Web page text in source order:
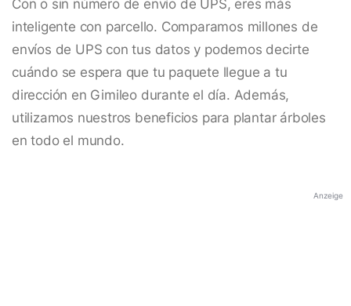
Con o sin número de envío de UPS, eres más
inteligente con parcello. Comparamos millones de
envíos de UPS con tus datos y podemos decirte
cuándo se espera que tu paquete llegue a tu
dirección en Gimileo durante el día. Además,
utilizamos nuestros beneficios para plantar árboles
en todo el mundo.
Anzeige